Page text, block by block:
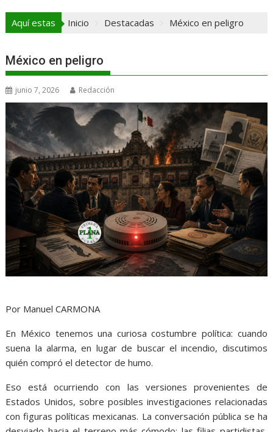
Aquí estas Inicio Destacadas México en peligro
México en peligro
junio 7, 2026 Redacción
Por Manuel CARMONA
En México tenemos una curiosa costumbre política: cuando
suena la alarma, en lugar de buscar el incendio, discutimos
quién compró el detector de humo.
Eso está ocurriendo con las versiones provenientes de
Estados Unidos, sobre posibles investigaciones relacionadas
con figuras políticas mexicanas. La conversación pública se ha